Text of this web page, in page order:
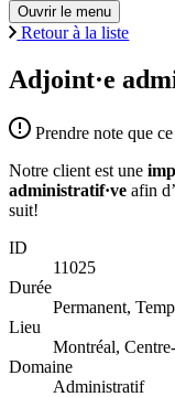
Ouvrir le menu
Retour à la liste
Adjoint·e
Prendre note que
Notre client est une
administratif·ve afin
suit!
ID
11025
Durée
Permanent,
Lieu
Montréal,
Domaine
Administratif